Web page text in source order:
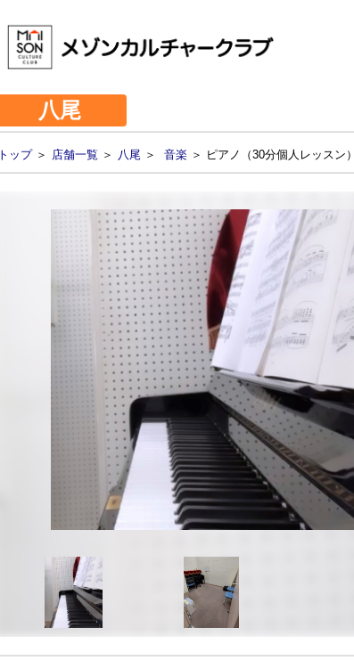
八尾
トップ＞ 店舗一覧 ＞ 八尾 ＞ 音楽 ＞ ピアノ（30分個人レッスン）